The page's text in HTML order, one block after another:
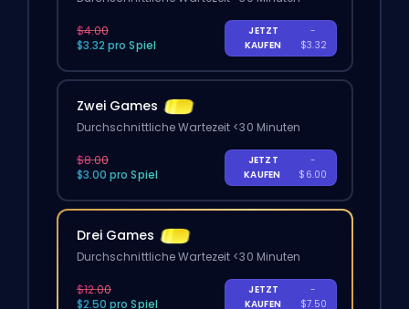
$4.00
$3.32 pro Spiel
JETZT
KAUFEN
-
$3.32
Zwei Games
Durchschnittliche Wartezeit <30 Minuten
$8.00
$3.00 pro Spiel
JETZT
KAUFEN
-
$6.00
Drei Games
Durchschnittliche Wartezeit <30 Minuten
$12.00
$2.50 pro Spiel
JETZT
KAUFEN
-
$7.50